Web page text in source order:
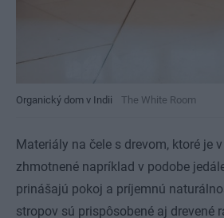
Organický dom v Indii The White Room
Materiály na čele s drevom, ktoré je
zhmotnené napríklad v podobe
prinášajú pokoj a príjemnú
stropov sú prispôsobené aj drevené